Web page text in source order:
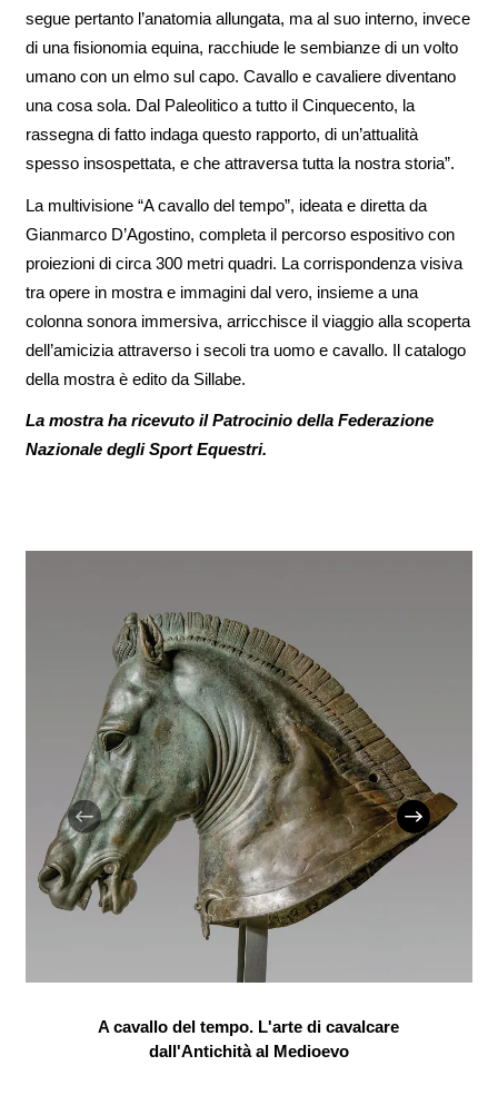
segue pertanto l’anatomia allungata, ma al suo interno, invece
di una fisionomia equina, racchiude le sembianze di un volto
umano con un elmo sul capo. Cavallo e cavaliere diventano
una cosa sola. Dal Paleolitico a tutto il Cinquecento, la
rassegna di fatto indaga questo rapporto, di un’attualità
spesso insospettata, e che attraversa tutta la nostra storia”.
La multivisione “A cavallo del tempo”, ideata e diretta da
Gianmarco D’Agostino, completa il percorso espositivo con
proiezioni di circa 300 metri quadri. La corrispondenza visiva
tra opere in mostra e immagini dal vero, insieme a una
colonna sonora immersiva, arricchisce il viaggio alla scoperta
dell’amicizia attraverso i secoli tra uomo e cavallo. Il catalogo
della mostra è edito da Sillabe.
La mostra ha ricevuto il Patrocinio della Federazione
Nazionale degli Sport Equestri.
A cavallo del tempo. L'arte di cavalcare
dall'Antichità al Medioevo